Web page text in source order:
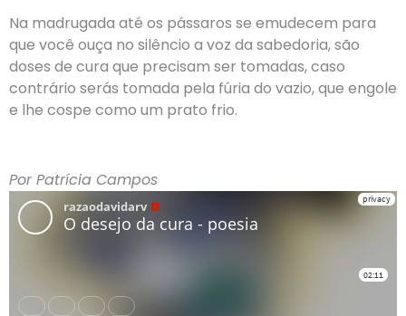
Na madrugada até os pássaros se emudecem para
que você ouça no silêncio a voz da sabedoria, são
doses de cura que precisam ser tomadas, caso
contrário serás tomada pela fúria do vazio, que engole
e lhe cospe como um prato frio.
Por Patrícia Campos